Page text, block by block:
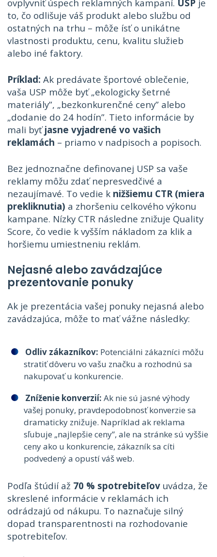
ovplyvniť úspech reklamných kampaní. USP je
to, čo odlišuje váš produkt alebo službu od
ostatných na trhu – môže ísť o unikátne
vlastnosti produktu, cenu, kvalitu služieb
alebo iné faktory.
Príklad: Ak predávate športové oblečenie,
vaša USP môže byť „ekologicky šetrné
materiály”, „bezkonkurenčné ceny” alebo
„dodanie do 24 hodín”. Tieto informácie by
mali byťjasne vyjadrené vo vašich
reklamách – priamo v nadpisoch a popisoch.
Bez jednoznačne definovanej USP sa vaše
reklamy môžu zdať nepresvedčivé a
nezaujímavé. To vedie k nižšiemu CTR (miera
prekliknutia) a zhoršeniu celkového výkonu
kampane. Nízky CTR následne znižuje Quality
Score, čo vedie k vyšším nákladom za klik a
horšiemu umiestneniu reklám.
Nejasné alebo zavádzajúce
prezentovanie ponuky
Ak je prezentácia vašej ponuky nejasná alebo
zavádzajúca, môže to mať vážne následky:
Odliv zákazníkov: Potenciálni zákazníci môžu
stratiť dôveru vo vašu značku a rozhodnú sa
nakupovať u konkurencie.
Zníženie konverzií: Ak nie sú jasné výhody
vašej ponuky, pravdepodobnosť konverzie sa
dramaticky znižuje. Napríklad ak reklama
sľubuje „najlepšie ceny”, ale na stránke sú vyššie
ceny ako u konkurencie, zákazník sa cíti
podvedený a opustí váš web.
Podľa štúdií až 70 % spotrebiteľov uvádza, že
skreslené informácie v reklamách ich
odrádzajú od nákupu. To naznačuje silný
dopad transparentnosti na rozhodovanie
spotrebiteľov.